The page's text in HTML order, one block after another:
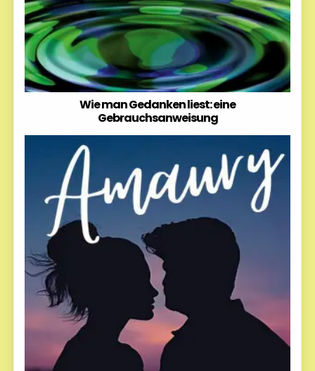
Wie man Gedanken liest: eine
Gebrauchsanweisung